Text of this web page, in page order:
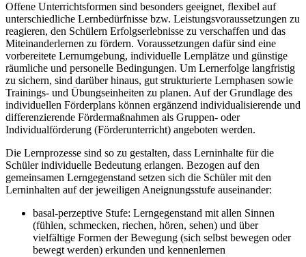
Offene Unterrichtsformen sind besonders geeignet, flexibel auf
unterschiedliche Lernbedürfnisse bzw. Leistungsvoraussetzungen zu
reagieren, den Schülern Erfolgserlebnisse zu verschaffen und das
Miteinanderlernen zu fördern. Voraussetzungen dafür sind eine
vorbereitete Lernumgebung, individuelle Lernplätze und günstige
räumliche und personelle Bedingungen. Um Lernerfolge langfristig
zu sichern, sind darüber hinaus, gut strukturierte Lernphasen sowie
Trainings- und Übungseinheiten zu planen. Auf der Grundlage des
individuellen Förderplans können ergänzend individualisierende und
differenzierende Fördermaßnahmen als Gruppen- oder
Individualförderung (Förderunterricht) angeboten werden.
Die Lernprozesse sind so zu gestalten, dass Lerninhalte für die
Schüler individuelle Bedeutung erlangen. Bezogen auf den
gemeinsamen Lerngegenstand setzen sich die Schüler mit den
Lerninhalten auf der jeweiligen Aneignungsstufe auseinander:
basal-perzeptive Stufe: Lerngegenstand mit allen Sinnen
(fühlen, schmecken, riechen, hören, sehen) und über
vielfältige Formen der Bewegung (sich selbst bewegen oder
bewegt werden) erkunden und kennenlernen